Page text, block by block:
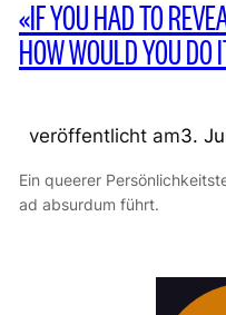
«IF YOU HAD TO
HOW WOULD YOU DO
veröffentlicht am3.
Ein queerer
ad absurdum führt.